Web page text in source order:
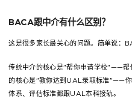
BACA跟中介有什么区别？
这是很多家长最关心的问题。简单说：
传统中介的核心是"帮你申请学校"——帮
的核心是"教你达到UAL录取标准"——
体系、评估标准都跟UAL本科接轨。